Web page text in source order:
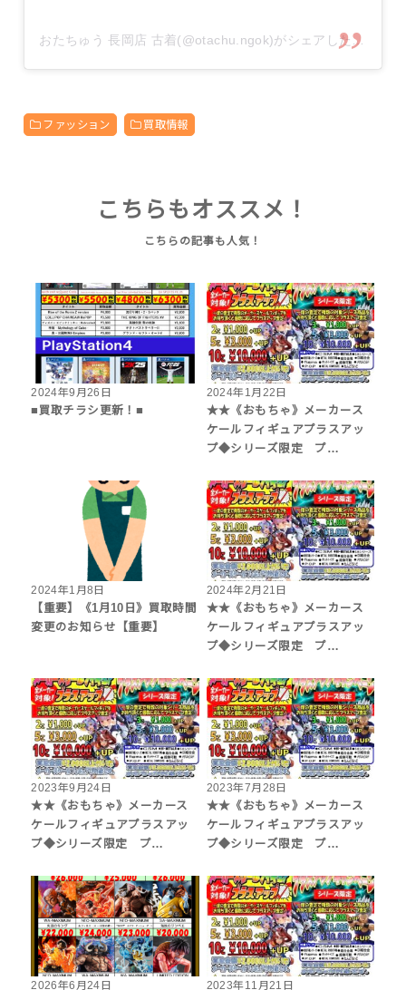
おたちゅう 長岡店 古着(@otachu.ngok)がシェアした投稿
ファッション 買取情報
こちらもオススメ！
2024年9月26日
■買取チラシ更新！■
2024年1月22日
★★《おもちゃ》メーカース
ケールフィギュアプラスアッ
プ◆シリーズ限定 プ…
2024年1月8日
【重要】《1月10日》買取時間
変更のお知らせ【重要】
2024年2月21日
★★《おもちゃ》メーカース
ケールフィギュアプラスアッ
プ◆シリーズ限定 プ…
2023年9月24日
★★《おもちゃ》メーカース
ケールフィギュアプラスアッ
プ◆シリーズ限定 プ…
2023年7月28日
★★《おもちゃ》メーカース
ケールフィギュアプラスアッ
プ◆シリーズ限定 プ…
2026年6月24日
2023年11月21日